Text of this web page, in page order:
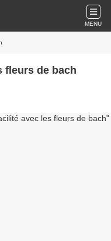
MENU
fleurs de bach